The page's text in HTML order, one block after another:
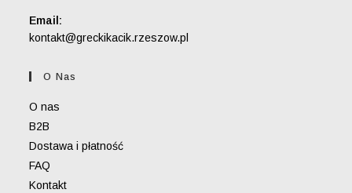
Email:
kontakt@greckikacik.rzeszow.pl
O Nas
O nas
B2B
Dostawa i płatność
FAQ
Kontakt